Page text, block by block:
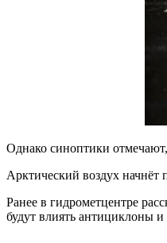
Однако синоптики отмечают,
Арктический воздух начнёт
Ранее в гидрометцентре
будут влиять антициклоны